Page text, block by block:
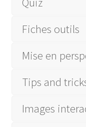
E-formation: « Je
E-formation: « Je
E-formation: « Je
E-formations
Fiches outils
Mise en
Tips and
Images